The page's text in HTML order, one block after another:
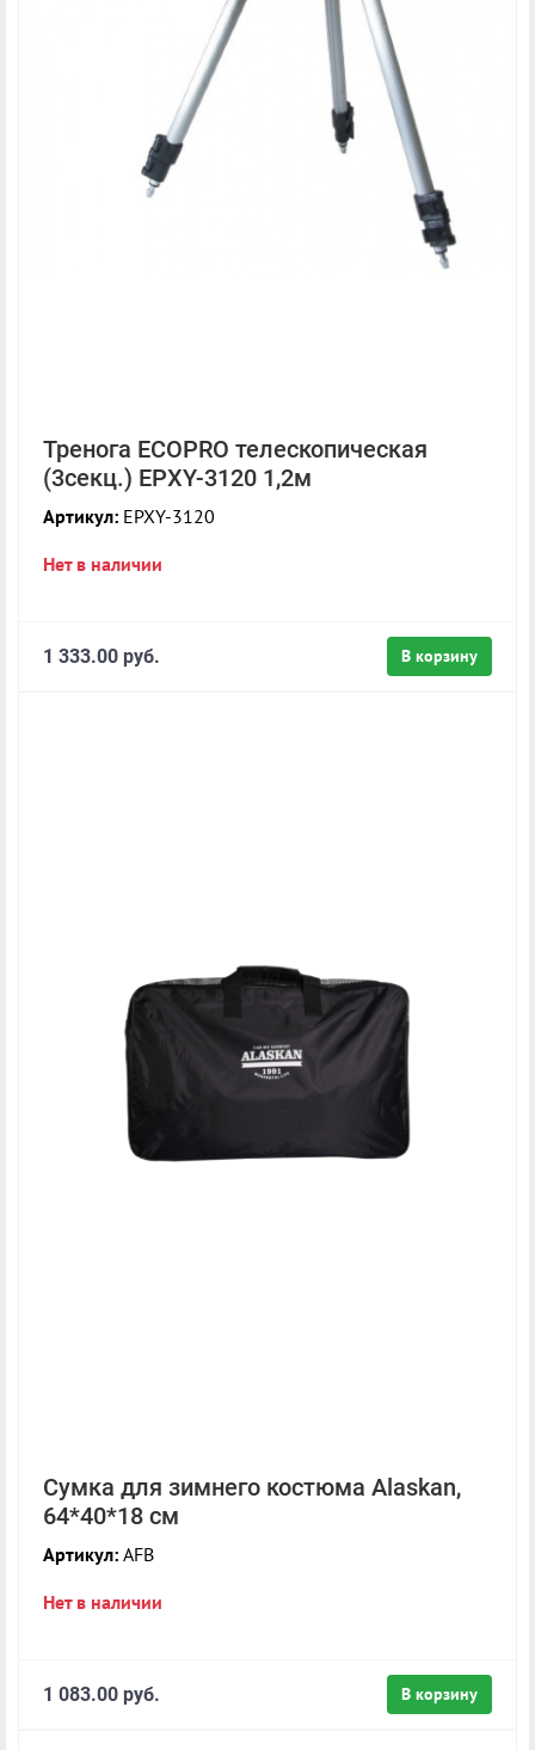
Тренога ECOPRO телескопическая
(3секц.) EPXY-3120 1,2м
Артикул: EPXY-3120
Нет в наличии
В корзину
1 333.00 руб.
Сумка для зимнего костюма Alaskan,
64*40*18 см
Артикул: AFB
Нет в наличии
В корзину
1 083.00 руб.